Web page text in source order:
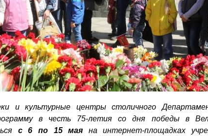
и культурные центры столичного
в честь 75-летия со дня победы в
с 6 по 15 мая на интернет-площадках